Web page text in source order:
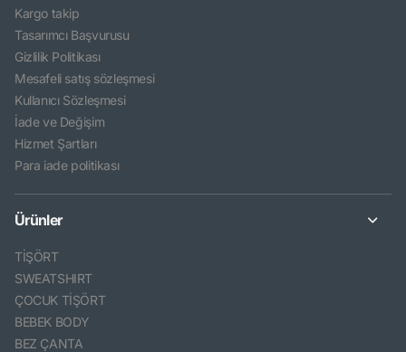
Kargo takip
Tasarımcı Başvurusu
Gizlilik Politikası
Mesafeli satış sözleşmesi
Kullanıcı Sözleşmesi
İade ve Değişim
Hizmet Şartları
Para iade politikası
Ürünler
TİŞÖRT
SWEATSHIRT
ÇOCUK TİŞÖRT
BEBEK BODY
BEZ ÇANTA